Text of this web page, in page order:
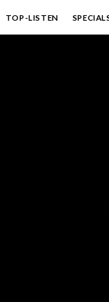
TOP-LISTEN